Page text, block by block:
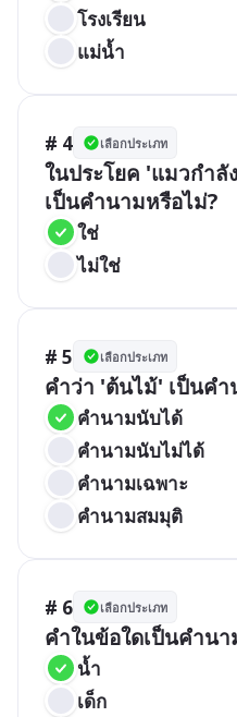
โรงเรียน
แม่น้ำ
# 4 เลือกประเภท
ในประโยค 'แมวกำ
เป็นคำนามหรือไม่?
ใช่
ไม่ใช่
# 5 เลือกประเภท
คำว่า 'ต้นไม้' เป็นคำ
คำนามนับได้
คำนามนับไม่ได้
คำนามเฉพาะ
คำนามสมมุติ
# 6 เลือกประเภท
คำในข้อใดเป็นคำน
น้ำ
เด็ก